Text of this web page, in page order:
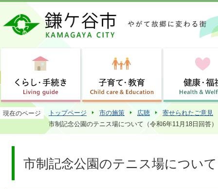
この
現在のページ トップページ 市の施策 広聴
寄せられたご意見
市制記念公園のテニス場について（令和6年11月18日回答）
市制記念公園のテニス場につい